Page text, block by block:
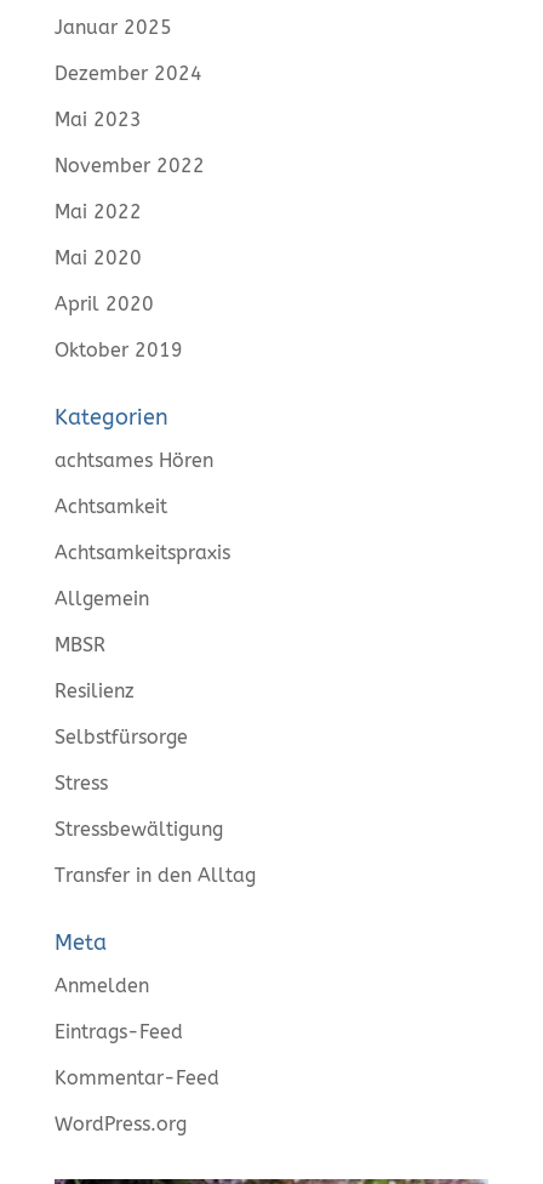
Januar 2025
Dezember 2024
Mai 2023
November 2022
Mai 2022
Mai 2020
April 2020
Oktober 2019
Kategorien
achtsames Hören
Achtsamkeit
Achtsamkeitspraxis
Allgemein
MBSR
Resilienz
Selbstfürsorge
Stress
Stressbewältigung
Transfer in den Alltag
Meta
Anmelden
Eintrags-Feed
Kommentar-Feed
WordPress.org